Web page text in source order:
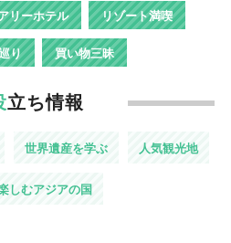
リーホテル リゾート満喫
り 買い物三昧
立ち情報
世界遺産を学ぶ 人気観光地
しむアジアの国